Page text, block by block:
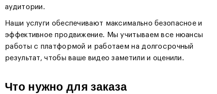
аудитории.
Наши услуги обеспечивают максимально безопасное и
эффективное продвижение. Мы учитываем все нюансы
работы с платформой и работаем на долгосрочный
результат, чтобы ваше видео заметили и оценили.
Что нужно для заказа